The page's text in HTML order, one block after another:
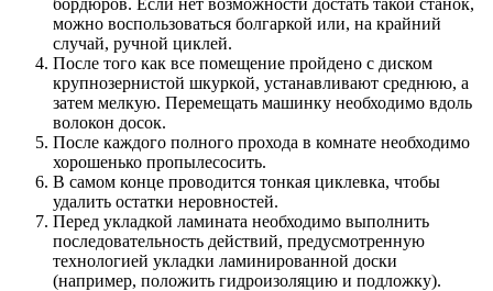
можно воспользоваться болгаркой или, на крайний
случай, ручной циклей.
После того как все помещение пройдено с диском
крупнозернистой шкуркой, устанавливают среднюю, а
затем мелкую. Перемещать машинку необходимо вдоль
волокон досок.
После каждого полного прохода в комнате необходимо
хорошенько пропылесосить.
В самом конце проводится тонкая циклевка, чтобы
удалить остатки неровностей.
Перед укладкой ламината необходимо выполнить
последовательность действий, предусмотренную
технологией укладки ламинированной доски
(например, положить гидроизоляцию и подложку).